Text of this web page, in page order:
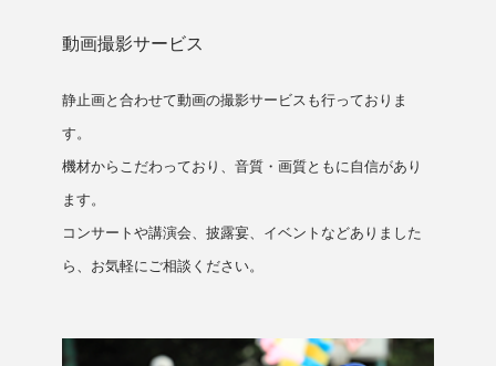
動画撮影サービス
静止画と合わせて動画の撮影サービスも行っておりま
す。
機材からこだわっており、音質・画質ともに自信があり
ます。
コンサートや講演会、披露宴、イベントなどありました
ら、お気軽にご相談ください。